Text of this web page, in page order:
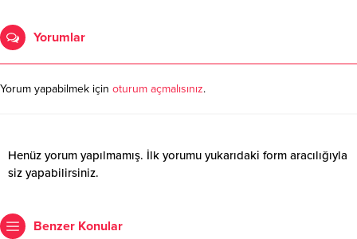
Yorumlar
Yorum yapabilmek için oturum açmalısınız.
Henüz yorum yapılmamış. İlk yorumu yukarıdaki form aracılığıyla
siz yapabilirsiniz.
Benzer Konular